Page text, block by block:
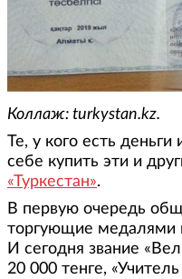
Коллаж: turkystan.kz.
Те, у кого есть деньги
себе купить эти и
«Туркестан».
В первую очередь
торгующие медалями
И сегодня звание
20 000 тенге,